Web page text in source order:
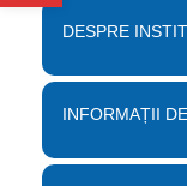
DESPRE
INFORMAȚII